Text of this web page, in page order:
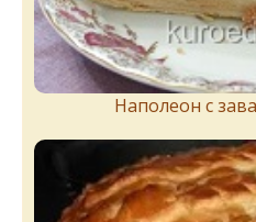
Наполеон с